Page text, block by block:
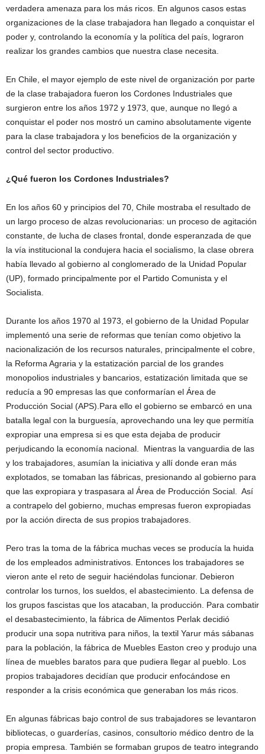
verdadera amenaza para los más ricos. En algunos casos estas
organizaciones de la clase trabajadora han llegado a conquistar el
poder y, controlando la economía y la política del país, lograron
realizar los grandes cambios que nuestra clase necesita.
En Chile, el mayor ejemplo de este nivel de organización por parte
de la clase trabajadora fueron los Cordones Industriales que
surgieron entre los años 1972 y 1973, que, aunque no llegó a
conquistar el poder nos mostró un camino absolutamente vigente
para la clase trabajadora y los beneficios de la organización y
control del sector productivo.
¿Qué fueron los Cordones Industriales?
En los años 60 y principios del 70, Chile mostraba el resultado de
un largo proceso de alzas revolucionarias: un proceso de agitación
constante, de lucha de clases frontal, donde esperanzada de que
la vía institucional la condujera hacia el socialismo, la clase obrera
había llevado al gobierno al conglomerado de la Unidad Popular
(UP), formado principalmente por el Partido Comunista y el
Socialista.
Durante los años 1970 al 1973, el gobierno de la Unidad Popular
implementó una serie de reformas que tenían como objetivo la
nacionalización de los recursos naturales, principalmente el cobre,
la Reforma Agraria y la estatización parcial de los grandes
monopolios industriales y bancarios, estatización limitada que se
reducía a 90 empresas las que conformarían el Área de
Producción Social (APS).Para ello el gobierno se embarcó en una
batalla legal con la burguesía, aprovechando una ley que permitía
expropiar una empresa si es que esta dejaba de producir
perjudicando la economía nacional. Mientras la vanguardia de las
y los trabajadores, asumían la iniciativa y allí donde eran más
explotados, se tomaban las fábricas, presionando al gobierno para
que las expropiara y traspasara al Área de Producción Social. Así
a contrapelo del gobierno, muchas empresas fueron expropiadas
por la acción directa de sus propios trabajadores.
Pero tras la toma de la fábrica muchas veces se producía la huida
de los empleados administrativos. Entonces los trabajadores se
vieron ante el reto de seguir haciéndolas funcionar. Debieron
controlar los turnos, los sueldos, el abastecimiento. La defensa de
los grupos fascistas que los atacaban, la producción. Para combatir
el desabastecimiento, la fábrica de Alimentos Perlak decidió
producir una sopa nutritiva para niños, la textil Yarur más sábanas
para la población, la fábrica de Muebles Easton creo y produjo una
línea de muebles baratos para que pudiera llegar al pueblo. Los
propios trabajadores decidían que producir enfocándose en
responder a la crisis económica que generaban los más ricos.
En algunas fábricas bajo control de sus trabajadores se levantaron
bibliotecas, o guarderías, casinos, consultorio médico dentro de la
propia empresa. También se formaban grupos de teatro integrando